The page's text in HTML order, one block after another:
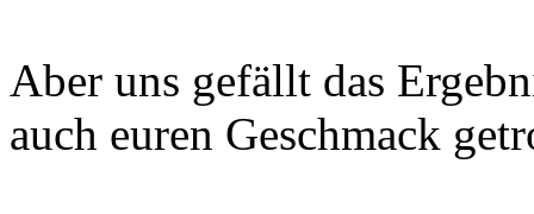
Aber uns gefällt das
auch euren Geschmack